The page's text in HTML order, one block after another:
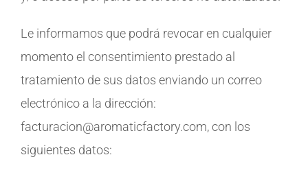
Le informamos que podrá revocar en cualquier
momento el consentimiento prestado al
tratamiento de sus datos enviando un correo
electrónico a la dirección:
facturacion@aromaticfactory.com, con los
siguientes datos: